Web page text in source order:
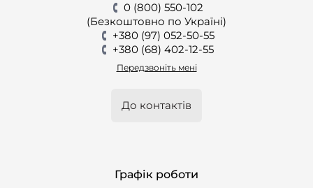
0 (800) 550-102
(Безкоштовно по Україні)
+380 (97) 052-50-55
+380 (68) 402-12-55
Передзвоніть мені
До контактів
Графік роботи